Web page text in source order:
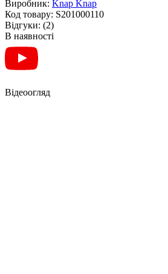
Виробник: Knap Knap
Код товару: S201000110
Відгуки: (2)
В наявності
Відеоогляд